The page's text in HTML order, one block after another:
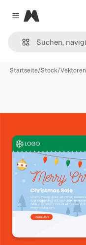
Close menu
Magnific
Startseite/Stock/Vektoren